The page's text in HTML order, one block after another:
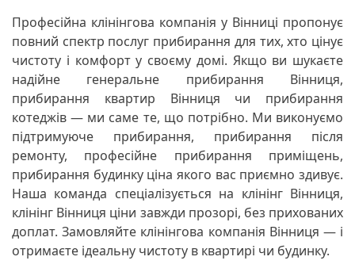
Професійна клінінгова компанія у Вінниці пропонує
повний спектр послуг прибирання для тих, хто цінує
чистоту і комфорт у своєму домі. Якщо ви шукаєте
надійне генеральне прибирання Вінниця,
прибирання квартир Вінниця чи прибирання
котеджів — ми саме те, що потрібно. Ми виконуємо
підтримуюче прибирання, прибирання після
ремонту, професійне прибирання приміщень,
прибирання будинку ціна якого вас приємно здивує.
Наша команда спеціалізується на клінінг Вінниця,
клінінг Вінниця ціни завжди прозорі, без прихованих
доплат. Замовляйте клінінгова компанія Вінниця — і
отримаєте ідеальну чистоту в квартирі чи будинку.